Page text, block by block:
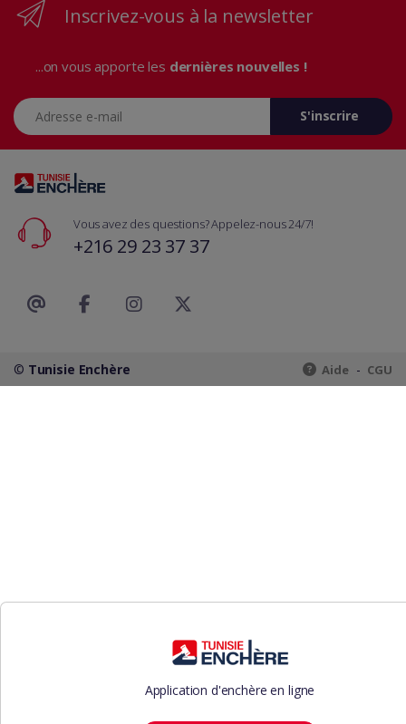
Inscrivez-vous à la newsletter
...on vous apporte les dernières nouvelles !
Adresse e-mail
S'inscrire
Vous avez des questions? Appelez-nous 24/7!
+216 29 23 37 37
© Tunisie Enchère Aide - CGU
Application d'enchère en ligne